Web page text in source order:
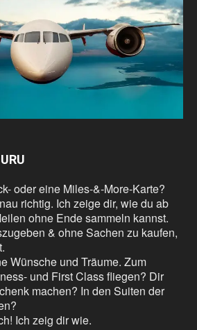
oder eine Miles-&-More-Karte?
richtig. Ich zeige dir, wie du ab
ohne Ende sammeln kannst.
& ohne Sachen zu kaufen,
Wünsche und Träume. Zum
und First Class fliegen? Dir
machen? In den Suiten der
Ich zeig dir wie.